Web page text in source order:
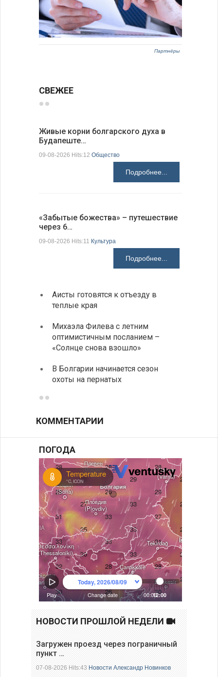
Партнёры
СВЕЖЕЕ
Живые корни болгарского духа в
Будапеште…
09-08-2026 Hits:12 Общество
Подробнее...
«Забытые божества» – путешествие
через 6…
09-08-2026 Hits:11 Культура
Подробнее...
Аисты готовятся к отъезду в
теплые края
Михаэла Филева с летним
оптимистичным посланием –
«Солнце снова взошло»
В Болгарии начинается сезон
охоты на пернатых
КОММЕНТАРИИ
ПОГОДА
НОВОСТИ ПРОШЛОЙ НЕДЕЛИ
Загружен проезд через пограничный
пункт …
07-08-2026 Hits:43Новости Александр Новинков